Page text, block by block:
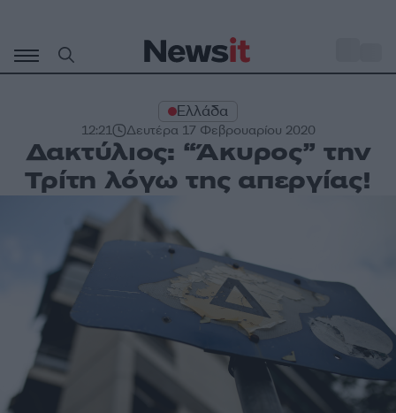
περιεχόμενο
Ελλάδα
12:21 Δευτέρα 17 Φεβρουαρίου 2020
Δακτύλιος: “Άκυρος” την
Τρίτη λόγω της απεργίας!